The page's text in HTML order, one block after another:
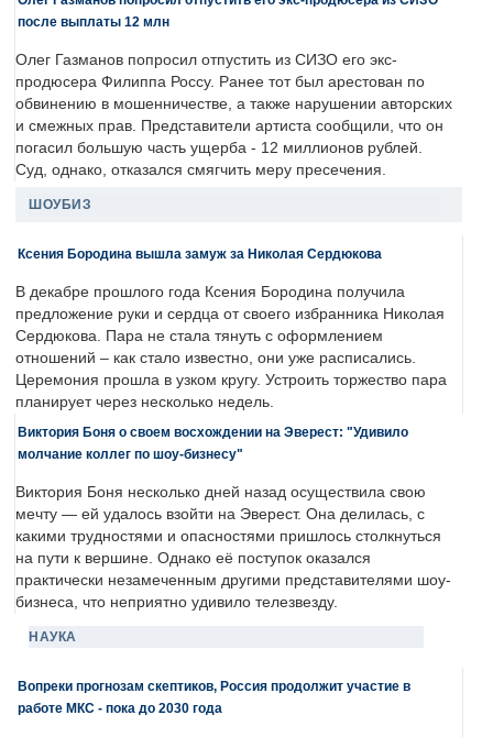
после выплаты 12 млн
Олег Газманов попросил отпустить из СИЗО его экс-
продюсера Филиппа Россу. Ранее тот был арестован по
обвинению в мошенничестве, а также нарушении авторских
и смежных прав. Представители артиста сообщили, что он
погасил большую часть ущерба - 12 миллионов рублей.
Суд, однако, отказался смягчить меру пресечения.
ШОУБИЗ
Ксения Бородина вышла замуж за Николая Сердюкова
В декабре прошлого года Ксения Бородина получила
предложение руки и сердца от своего избранника Николая
Сердюкова. Пара не стала тянуть с оформлением
отношений – как стало известно, они уже расписались.
Церемония прошла в узком кругу. Устроить торжество пара
планирует через несколько недель.
Виктория Боня о своем восхождении на Эверест: "Удивило
молчание коллег по шоу-бизнесу"
Виктория Боня несколько дней назад осуществила свою
мечту — ей удалось взойти на Эверест. Она делилась, с
какими трудностями и опасностями пришлось столкнуться
на пути к вершине. Однако её поступок оказался
практически незамеченным другими представителями шоу-
бизнеса, что неприятно удивило телезвезду.
НАУКА
Вопреки прогнозам скептиков, Россия продолжит участие в
работе МКС - пока до 2030 года